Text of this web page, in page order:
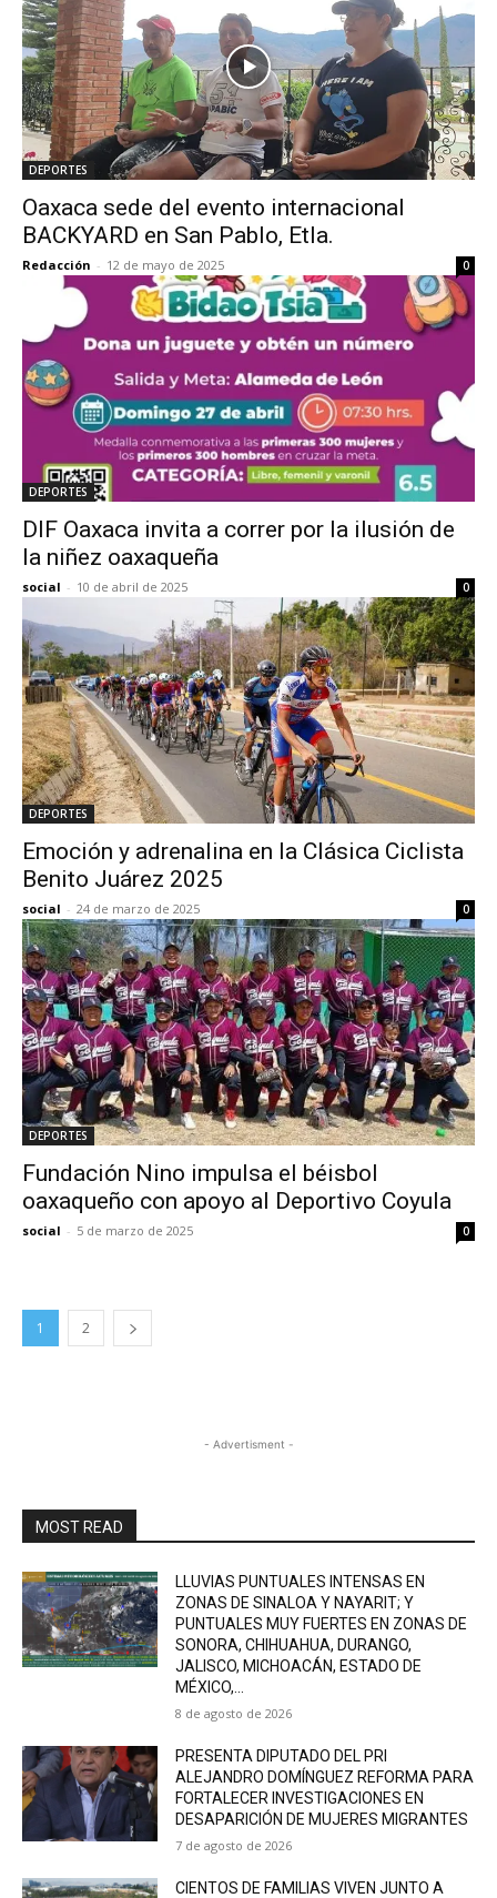
DEPORTES
Oaxaca sede del evento internacional
BACKYARD en San Pablo, Etla.
Redacción - 12 de mayo de 2025 0
DEPORTES
DIF Oaxaca invita a correr por la ilusión de
la niñez oaxaqueña
social - 10 de abril de 2025 0
DEPORTES
Emoción y adrenalina en la Clásica Ciclista
Benito Juárez 2025
social - 24 de marzo de 2025 0
DEPORTES
Fundación Nino impulsa el béisbol
oaxaqueño con apoyo al Deportivo Coyula
social - 5 de marzo de 2025 0
1 2
- Advertisment -
MOST READ
LLUVIAS PUNTUALES INTENSAS EN
ZONAS DE SINALOA Y NAYARIT; Y
PUNTUALES MUY FUERTES EN ZONAS DE
SONORA, CHIHUAHUA, DURANGO,
JALISCO, MICHOACÁN, ESTADO DE
MÉXICO,...
8 de agosto de 2026
PRESENTA DIPUTADO DEL PRI
ALEJANDRO DOMÍNGUEZ REFORMA PARA
FORTALECER INVESTIGACIONES EN
DESAPARICIÓN DE MUJERES MIGRANTES
7 de agosto de 2026
CIENTOS DE FAMILIAS VIVEN JUNTO A